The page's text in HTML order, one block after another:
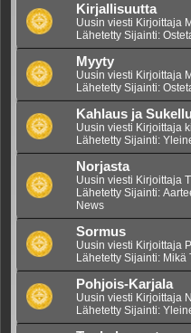
Kirjallisuutta
Uusin viesti Kirjoittaja
Lähetetty Sijainti:
Myyty
Uusin viesti Kirjoittaja
Lähetetty Sijainti:
Kahlaus ja
Uusin viesti Kirjoittaja
Lähetetty Sijainti:
Norjasta
Uusin viesti Kirjoittaja
Lähetetty Sijainti:
News
Sormus
Uusin viesti Kirjoittaja
Lähetetty Sijainti: Mikä
Pohjois-Karjala
Uusin viesti Kirjoittaja
Lähetetty Sijainti: